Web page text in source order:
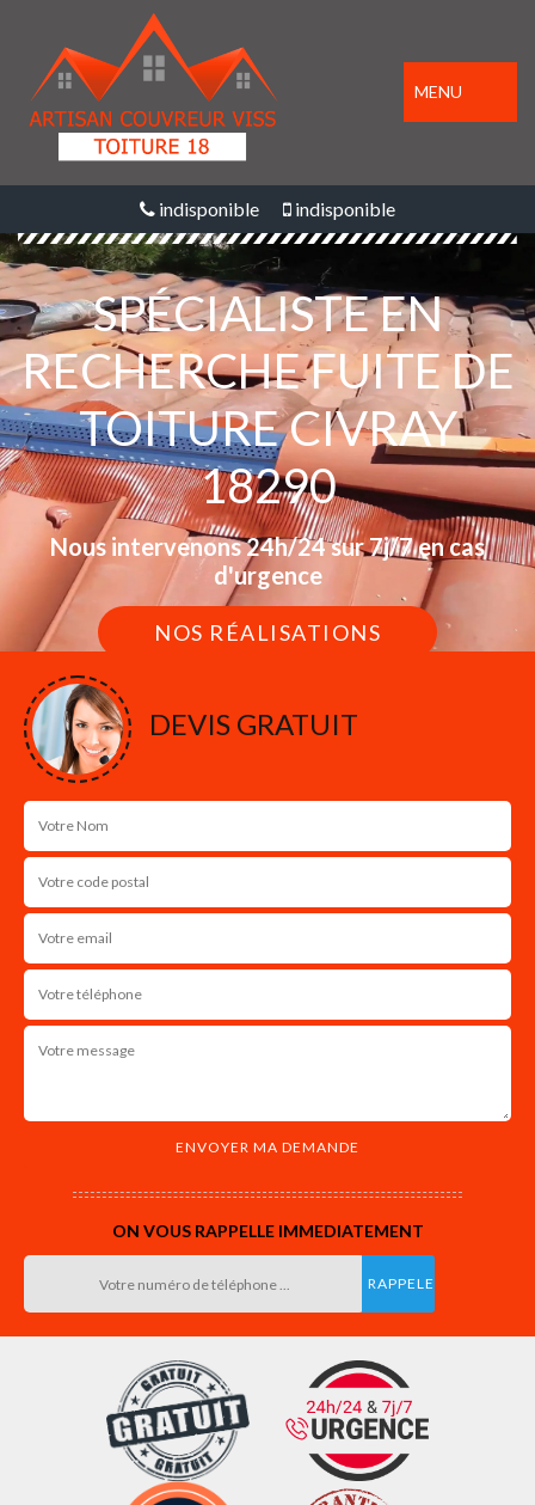
MENU
indisponible indisponible
SPÉCIALISTE EN
RECHERCHE FUITE DE
TOITURE CIVRAY
18290
Nous intervenons 24h/24 sur 7j/7 en cas
d'urgence
NOS RÉALISATIONS
DEVIS GRATUIT
ON VOUS RAPPELLE IMMEDIATEMENT